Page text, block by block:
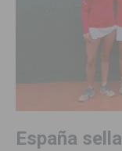
España